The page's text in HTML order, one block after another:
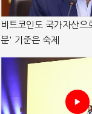
비트코인도 국가자산으
분' 기준은 숙제